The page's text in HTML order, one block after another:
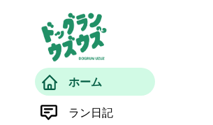
ホーム
ラン日記